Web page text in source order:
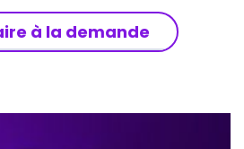
à la demande